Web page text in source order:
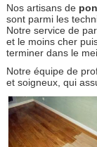
Nos artisans de
sont parmi les
Notre service de
et le moins cher
terminer dans le
Notre équipe de
et soigneux, qui